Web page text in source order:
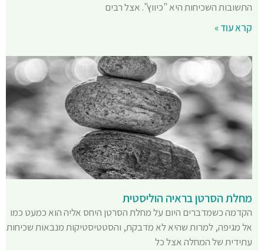
התשובות השכיחות היא "כיווץ". אצל רבים
קרא עוד »
מחלת הסרטן בראיה הוליסטית
הקדמה כשמדברים היום על מחלת הסרטן היחס אליה הוא כמעט כמו
אל מגיפה, למרות שהיא לא מדבקת, והסטטיסטיקות מנבאות שכיחות
עתידית של המחלה אצל כל